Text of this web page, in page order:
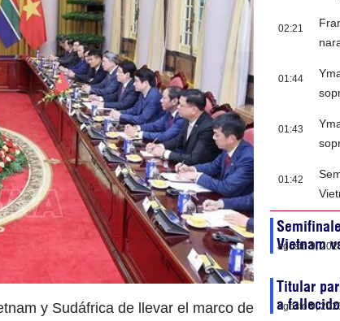
y Sudáfrica de llevar el marco de
02:21
01:44
01:43
01:42
Vietnam
agosto 9,
Titular
a
agosto 9,